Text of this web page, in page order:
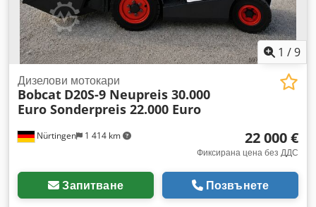
сертификат, вътрешно огледало, външно огледало,
въртяща се сигнална лампа, чистачки.
1 /9
Nürtingen 1 414 km
Дизелови мотокари
Bobcat D20S-9 Neupreis 30.000
Euro Sonderpreis 22.000 Euro
22 000 €
Фиксирана цена без ДДС
Запитване Позвънете